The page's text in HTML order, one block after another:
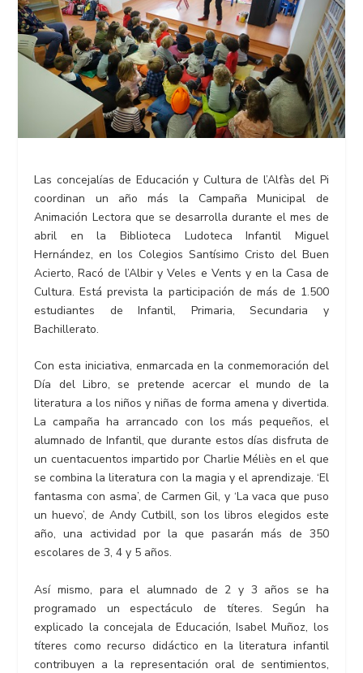
Las concejalías de Educación y Cultura de l’Alfàs del Pi
coordinan un año más la Campaña Municipal de
Animación Lectora que se desarrolla durante el mes de
abril en la Biblioteca Ludoteca Infantil Miguel
Hernández, en los Colegios Santísimo Cristo del Buen
Acierto, Racó de l’Albir y Veles e Vents y en la Casa de
Cultura. Está prevista la participación de más de 1.500
estudiantes de Infantil, Primaria, Secundaria y
Bachillerato.
Con esta iniciativa, enmarcada en la conmemoración del
Día del Libro, se pretende acercar el mundo de la
literatura a los niños y niñas de forma amena y divertida.
La campaña ha arrancado con los más pequeños, el
alumnado de Infantil, que durante estos días disfruta de
un cuentacuentos impartido por Charlie Méliès en el que
se combina la literatura con la magia y el aprendizaje. ‘El
fantasma con asma’, de Carmen Gil, y ‘La vaca que puso
un huevo’, de Andy Cutbill, son los libros elegidos este
año, una actividad por la que pasarán más de 350
escolares de 3, 4 y 5 años.
Así mismo, para el alumnado de 2 y 3 años se ha
programado un espectáculo de títeres. Según ha
explicado la concejala de Educación, Isabel Muñoz, los
títeres como recurso didáctico en la literatura infantil
contribuyen a la representación oral de sentimientos,